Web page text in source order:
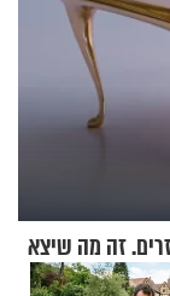
זה מה שיצא